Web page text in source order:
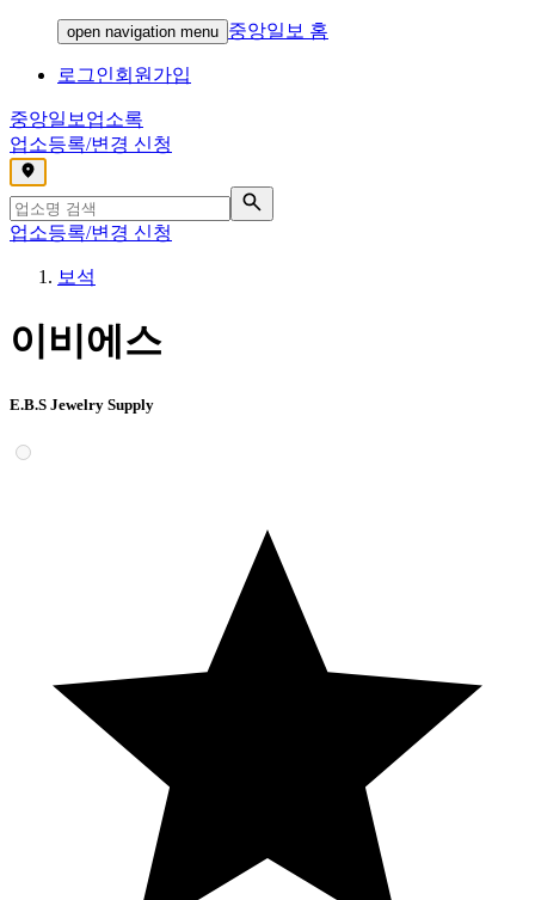
open navigation menu 중앙일보 홈
로그인회원가입
중앙일보 업소록
업소등록/변경 신청
,
업소등록/변경 신청
보석
이비에스
E.B.S Jewelry Supply